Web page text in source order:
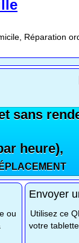
Réparation
sans
heure),
ou
Envoyer
Utilisez ce
votre